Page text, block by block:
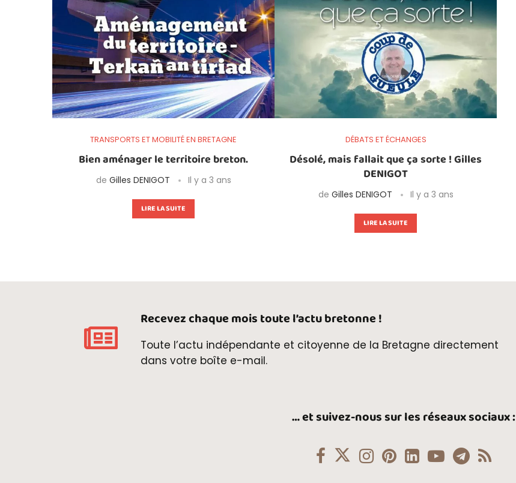
TRANSPORTS ET MOBILITÉ EN BRETAGNE
Bien aménager le territoire breton.
de Gilles DENIGOT Il y a 3 ans
LIRE LA SUITE
DÉBATS ET ÉCHANGES
Désolé, mais fallait que ça sorte ! Gilles
DENIGOT
de Gilles DENIGOT Il y a 3 ans
LIRE LA SUITE
Recevez chaque mois toute l’actu bretonne !
Toute l’actu indépendante et citoyenne de la Bretagne directement
dans votre boîte e-mail.
… et suivez-nous sur les réseaux sociaux :